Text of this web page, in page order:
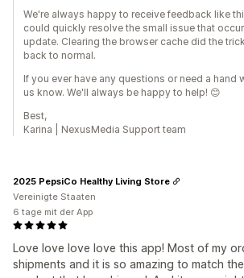
We're always happy to receive feedback like
could quickly resolve the small issue that
update. Clearing the browser cache did the
back to normal.
If you ever have any questions or need a hand
us know. We'll always be happy to help! 😊
Best,
Karina | NexusMedia Support team
Love love love love this app! Most of my
shipments and it is so amazing to match
2025 PepsiCo Healthy Living Store
Vereinigte Staaten
6 tage mit der App